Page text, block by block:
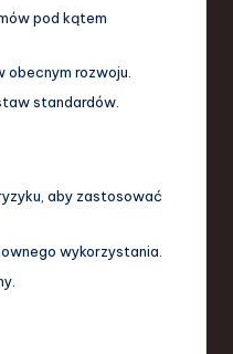
pod kątem
obecnym rozwoju.
standardów.
aby zastosować
wykorzystania.